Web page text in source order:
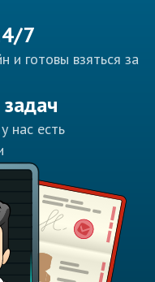
7
и готовы взяться за
нас есть